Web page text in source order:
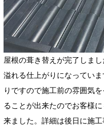
屋根の葺き替えが完了しま
溢れる仕上がりになってい
りですので施工前の雰囲気
ることが出来たのでお客様
来ました。詳細は後日に施